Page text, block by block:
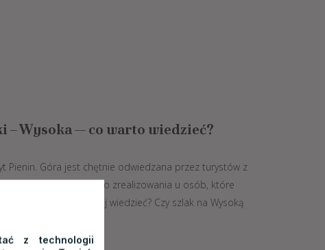
– Wysoka — co warto wiedzieć?
Pienin. Góra jest chętnie odwiedzana przez turystów z
także na liście celów do zrealizowania u osób, które
Polski. Co warto o niej wiedzieć? Czy szlak na Wysoką
z technologii